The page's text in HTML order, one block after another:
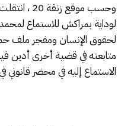
وحسب موقع
لوداية بمراكش للاستماع
لحقوق الإنسان ومفجر ملف
الاستماع إليه في محضر قانوني